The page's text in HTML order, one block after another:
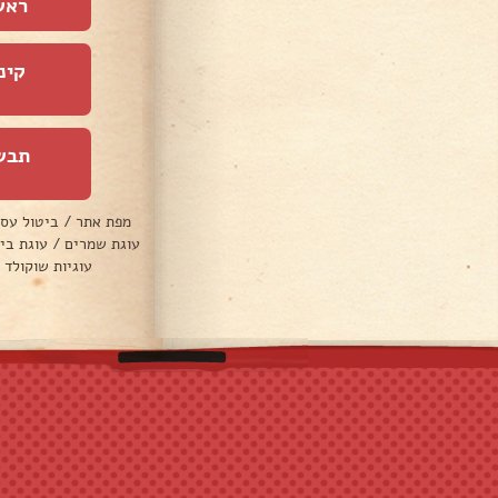
מפת אתר / ביטול
עוגת שמרים / עוגת
עוגיות